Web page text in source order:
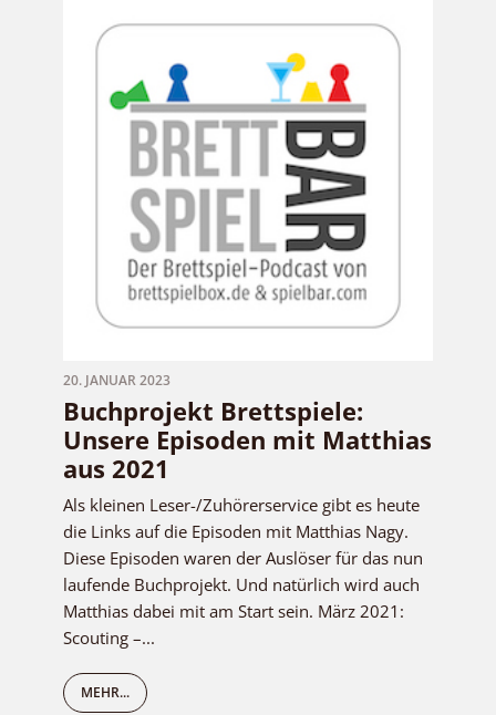
20. JANUAR 2023
Buchprojekt Brettspiele:
Unsere Episoden mit Matthias
aus 2021
Als kleinen Leser-/Zuhörerservice gibt es heute
die Links auf die Episoden mit Matthias Nagy.
Diese Episoden waren der Auslöser für das nun
laufende Buchprojekt. Und natürlich wird auch
Matthias dabei mit am Start sein. März 2021:
Scouting –...
MEHR...